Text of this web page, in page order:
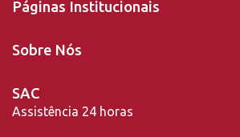
Páginas Institucionais
Sobre Nós
SAC
Assistência 24 horas